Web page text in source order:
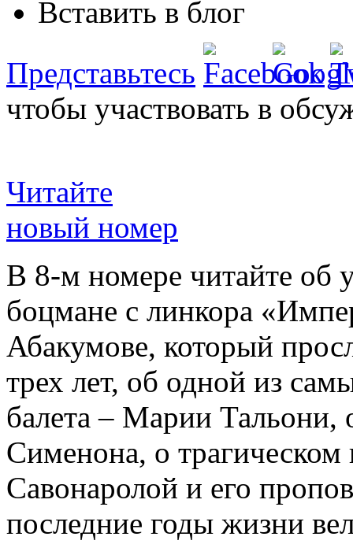
Вставить в блог
Представьтесь
чтобы участвовать в
Читайте
новый номер
В 8-м номере читайте об
боцмане с линкора
Абакумове, который
трех лет, об одной из
балета – Марии
Сименона, о трагическом
Савонаролой и его
последние годы жизни